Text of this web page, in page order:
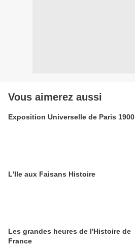
Vous aimerez aussi
Exposition Universelle de Paris 1900
L'Ile aux Faisans Histoire
Les grandes heures de l'Histoire de
France